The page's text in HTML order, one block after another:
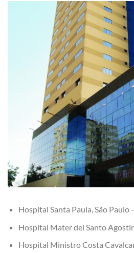
Hospital Santa Paula, São Paulo
Hospital Mater dei Santo
Hospital Ministro Costa